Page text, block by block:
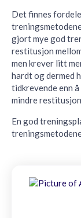
Det finnes
gjort mye god
restitusjon
men krever litt
hardt og dermed
tidkrevende enn
mindre
En god